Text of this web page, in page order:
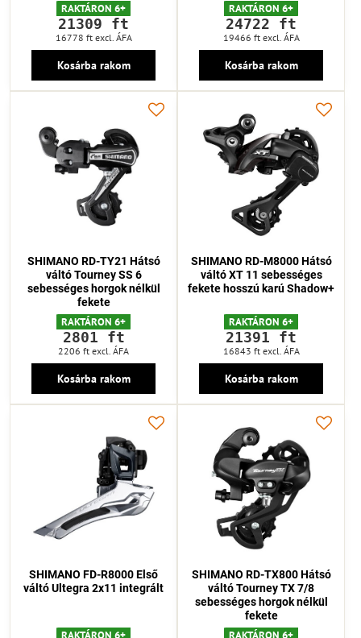
RAKTÁRON 6+
21309 ft
16778 ft excl. ÁFA
Kosárba rakom
RAKTÁRON 6+
24722 ft
19466 ft excl. ÁFA
Kosárba rakom
SHIMANO RD-TY21 Hátsó
váltó Tourney SS 6
sebességes horgok nélkül
fekete
RAKTÁRON 6+
2801 ft
2206 ft excl. ÁFA
Kosárba rakom
SHIMANO RD-M8000 Hátsó
váltó XT 11 sebességes
fekete hosszú karú Shadow+
RAKTÁRON 6+
21391 ft
16843 ft excl. ÁFA
Kosárba rakom
SHIMANO FD-R8000 Első
váltó Ultegra 2x11 integrált
SHIMANO RD-TX800 Hátsó
váltó Tourney TX 7/8
sebességes horgok nélkül
fekete